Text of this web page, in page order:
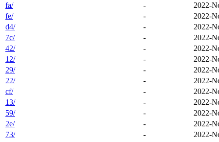
fa/
-
2022-
fe/
-
2022-
d4/
-
2022-
7c/
-
2022-
42/
-
2022-
12/
-
2022-
29/
-
2022-
22/
-
2022-
cf/
-
2022-
13/
-
2022-
59/
-
2022-
2e/
-
2022-
73/
-
2022-